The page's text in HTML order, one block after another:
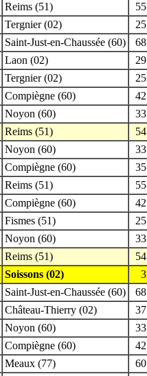
Reims (51)
Tergnier (02)
Saint-Just-en-Chaussée (60)
Laon (02)
Tergnier (02)
Compiègne (60)
Noyon (60)
Reims (51)
Noyon (60)
Compiègne (60)
Reims (51)
Compiègne (60)
Fismes (51)
Noyon (60)
Reims (51)
Soissons (02)
Saint-Just-en-Chaussée (60)
Château-Thierry (02)
Noyon (60)
Compiègne (60)
Meaux (77)